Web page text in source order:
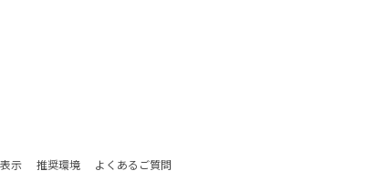
示 推奨環境 よくあるご質問